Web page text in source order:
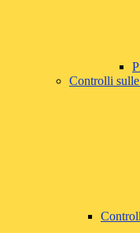
Controlli